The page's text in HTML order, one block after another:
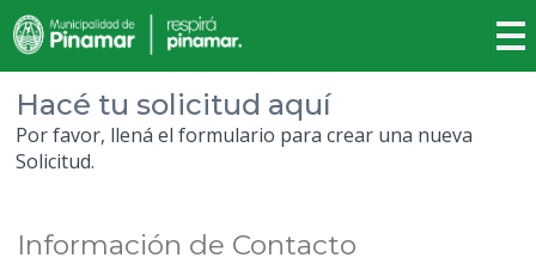
Hacé tu solicitud aquí
Por favor, llená el formulario para crear una nueva
Solicitud.
Información de Contacto